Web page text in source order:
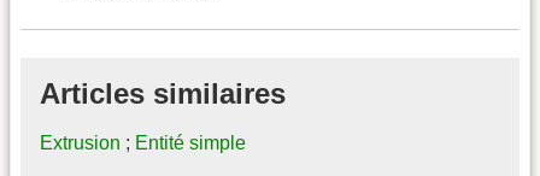
Articles similaires
Extrusion ; Entité simple